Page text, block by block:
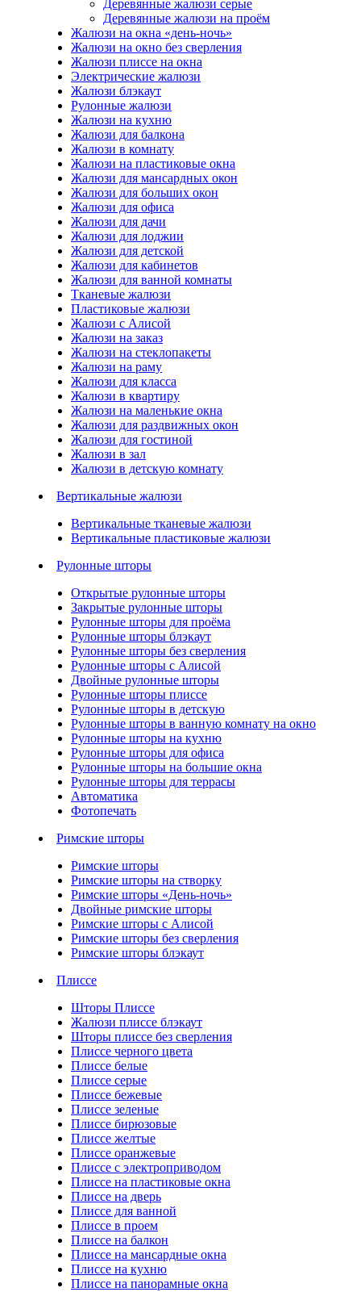
Деревянные жалюзи серые
Деревянные жалюзи на проём
Жалюзи на окна «день-ночь»
Жалюзи на окно без сверления
Жалюзи плиссе на окна
Электрические жалюзи
Жалюзи блэкаут
Рулонные жалюзи
Жалюзи на кухню
Жалюзи для балкона
Жалюзи в комнату
Жалюзи на пластиковые окна
Жалюзи для мансардных окон
Жалюзи для больших окон
Жалюзи для офиса
Жалюзи для дачи
Жалюзи для лоджии
Жалюзи для детской
Жалюзи для кабинетов
Жалюзи для ванной комнаты
Тканевые жалюзи
Пластиковые жалюзи
Жалюзи с Алисой
Жалюзи на заказ
Жалюзи на стеклопакеты
Жалюзи на раму
Жалюзи для класса
Жалюзи в квартиру
Жалюзи на маленькие окна
Жалюзи для раздвижных окон
Жалюзи для гостиной
Жалюзи в зал
Жалюзи в детскую комнату
Вертикальные жалюзи
Вертикальные тканевые жалюзи
Вертикальные пластиковые жалюзи
Рулонные шторы
Открытые рулонные шторы
Закрытые рулонные шторы
Рулонные шторы для проёма
Рулонные шторы блэкаут
Рулонные шторы без сверления
Рулонные шторы с Алисой
Двойные рулонные шторы
Рулонные шторы плиссе
Рулонные шторы в детскую
Рулонные шторы в ванную комнату на окно
Рулонные шторы на кухню
Рулонные шторы для офиса
Рулонные шторы на большие окна
Рулонные шторы для террасы
Автоматика
Фотопечать
Римские шторы
Римские шторы
Римские шторы на створку
Римские шторы «День-ночь»
Двойные римские шторы
Римские шторы с Алисой
Римские шторы без сверления
Римские шторы блэкаут
Плиссе
Шторы Плиссе
Жалюзи плиссе блэкаут
Шторы плиссе без сверления
Плиссе черного цвета
Плиссе белые
Плиссе серые
Плиссе бежевые
Плиссе зеленые
Плиссе бирюзовые
Плиссе желтые
Плиссе оранжевые
Плиссе с электроприводом
Плиссе на пластиковые окна
Плиссе на дверь
Плиссе для ванной
Плиссе в проем
Плиссе на балкон
Плиссе на мансардные окна
Плиссе на кухню
Плиссе на панорамные окна